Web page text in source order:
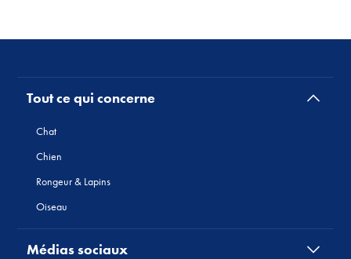
Tout ce qui concerne
Chat
Chien
Rongeur & Lapins
Oiseau
Médias sociaux